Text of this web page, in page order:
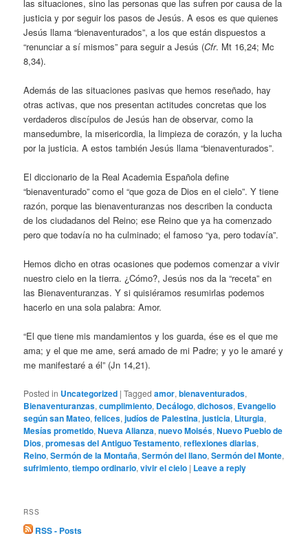
las situaciones, sino las personas que las sufren por causa de la
justicia y por seguir los pasos de Jesús. A esos es que quienes
Jesús llama “bienaventurados”, a los que están dispuestos a
“renunciar a sí mismos” para seguir a Jesús (Cfr. Mt 16,24; Mc
8,34).
Además de las situaciones pasivas que hemos reseñado, hay
otras activas, que nos presentan actitudes concretas que los
verdaderos discípulos de Jesús han de observar, como la
mansedumbre, la misericordia, la limpieza de corazón, y la lucha
por la justicia. A estos también Jesús llama “bienaventurados”.
El diccionario de la Real Academia Española define
“bienaventurado” como el “que goza de Dios en el cielo”. Y tiene
razón, porque las bienaventuranzas nos describen la conducta
de los ciudadanos del Reino; ese Reino que ya ha comenzado
pero que todavía no ha culminado; el famoso “ya, pero todavía”.
Hemos dicho en otras ocasiones que podemos comenzar a vivir
nuestro cielo en la tierra. ¿Cómo?, Jesús nos da la “receta” en
las Bienaventuranzas. Y si quisiéramos resumirlas podemos
hacerlo en una sola palabra: Amor.
“El que tiene mis mandamientos y los guarda, ése es el que me
ama; y el que me ame, será amado de mi Padre; y yo le amaré y
me manifestaré a él” (Jn 14,21).
Posted in Uncategorized |Tagged amor,bienaventurados,
Bienaventuranzas,cumplimiento, Decálogo,dichosos, Evangelio
según san Mateo,felices,judíos de Palestina,justicia, Liturgia,
Mesías prometido,Nueva Alianza,nuevo Moisés,Nuevo Pueblo de
Dios,promesas del Antiguo Testamento,reflexiones diarias,
Reino,Sermón de la Montaña,Sermón del llano,Sermón del Monte,
sufrimiento,tiempo ordinario,vivir el cielo | Leave a reply
RSS
RSS - Posts